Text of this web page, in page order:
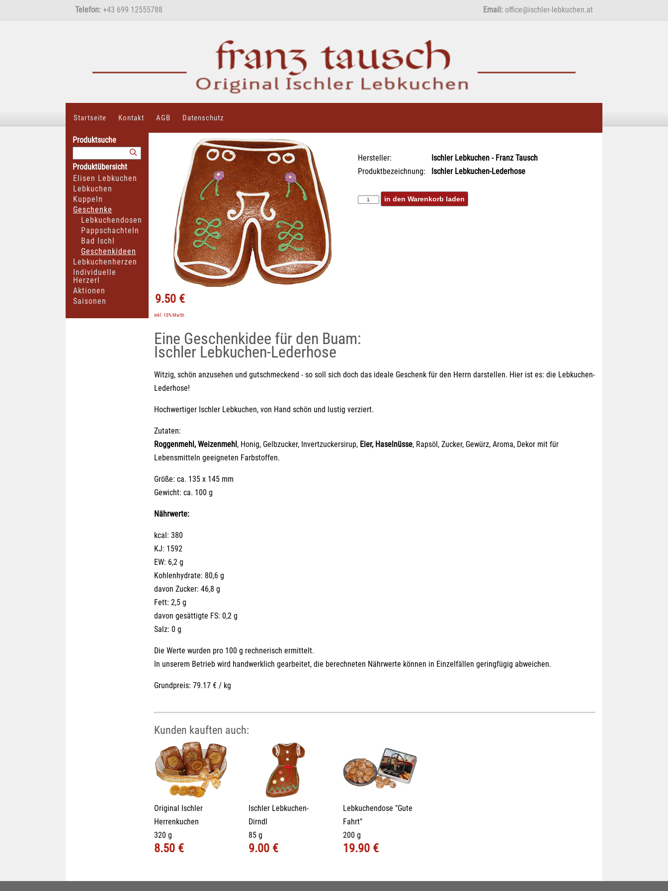
Telefon: +43 699 12555788 Email: office@ischler-lebkuchen.at
Startseite Kontakt AGB Datenschutz
Produktsuche
Produktübersicht
Elisen Lebkuchen
Lebkuchen
Kuppeln
Geschenke
Lebkuchendosen
Pappschachteln
Bad Ischl
Geschenkideen
Lebkuchenherzen
Individuelle
Herzerl
Aktionen
Saisonen
9.50 €
inkl. 10% MwSt.
Hersteller:
Ischler Lebkuchen - Franz Tausch
Produktbezeichnung:
Ischler Lebkuchen-Lederhose
Eine Geschenkidee für den Buam:
Ischler Lebkuchen-Lederhose
Witzig, schön anzusehen und gutschmeckend - so soll sich doch das ideale Geschenk für den Herrn darstellen. Hier ist es: die Lebkuchen-
Lederhose!
Hochwertiger Ischler Lebkuchen, von Hand schön und lustig verziert.
Zutaten:
Roggenmehl, Weizenmehl, Honig, Gelbzucker, Invertzuckersirup, Eier, Haselnüsse, Rapsöl, Zucker, Gewürz, Aroma, Dekor mit für
Lebensmitteln geeigneten Farbstoffen.
Größe: ca. 135 x 145 mm
Gewicht: ca. 100 g
Nährwerte:
kcal: 380
KJ: 1592
EW: 6,2 g
Kohlenhydrate: 80,6 g
davon Zucker: 46,8 g
Fett: 2,5 g
davon gesättigte FS: 0,2 g
Salz: 0 g
Die Werte wurden pro 100 g rechnerisch ermittelt.
In unserem Betrieb wird handwerklich gearbeitet, die berechneten Nährwerte können in Einzelfällen geringfügig abweichen.
Grundpreis: 79.17 € / kg
Kunden kauften auch:
Original Ischler
Herrenkuchen
320 g
8.50 €
Ischler Lebkuchen-
Dirndl
85 g
9.00 €
Lebkuchendose "Gute
Fahrt"
200 g
19.90 €